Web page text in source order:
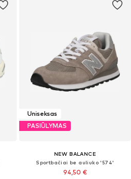
Uniseksas
PASIŪLYMAS
NEW BALANCE
Sportbačiai be auliuko '574'
94,50 €